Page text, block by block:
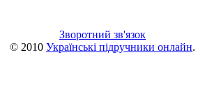
Зворотний зв'язок
© 2010 Українські підручники онлайн.